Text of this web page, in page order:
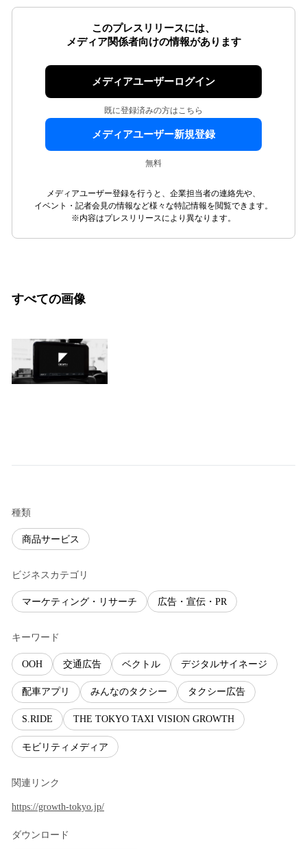
このプレスリリースには、
メディア関係者向けの情報があります
メディアユーザーログイン
既に登録済みの方はこちら
メディアユーザー新規登録
無料
メディアユーザー登録を行うと、企業担当者の連絡先や、
イベント・記者会見の情報など様々な特記情報を閲覧できます。
※内容はプレスリリースにより異なります。
すべての画像
種類
商品サービス
ビジネスカテゴリ
マーケティング・リサーチ 広告・宣伝・PR
キーワード
OOH 交通広告 ベクトル デジタルサイネージ
配車アプリ みんなのタクシー タクシー広告
S.RIDE THE TOKYO TAXI VISION GROWTH
モビリティメディア
関連リンク
https://growth-tokyo.jp/
ダウンロード